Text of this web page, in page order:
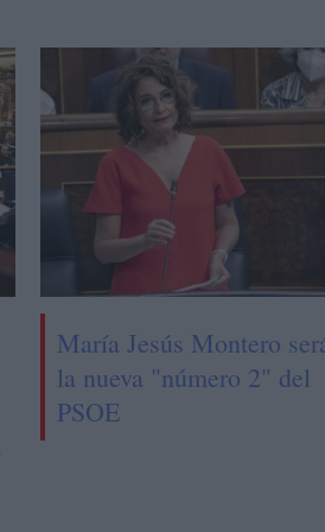
María Jesús Montero
la nueva "número 2" del
PSOE